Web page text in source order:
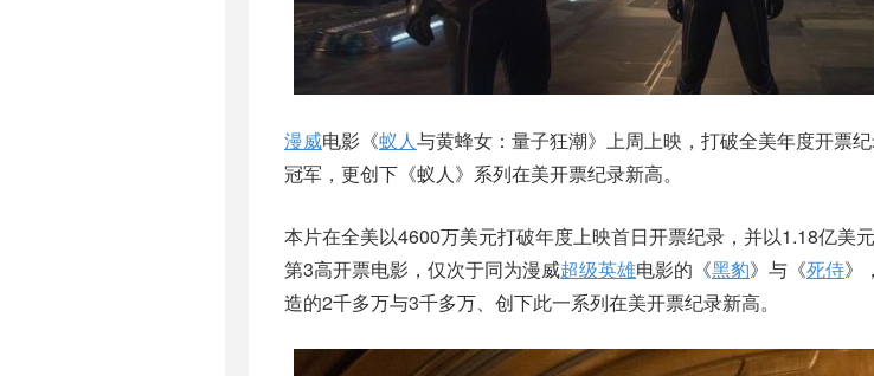
漫威电影《蚁人与黄蜂女：量子狂潮》上周上映，打破全美年度开票
冠军，更创下《蚁人》系列在美开票纪录新高。
本片在全美以4600万美元打破年度上映首日开票纪录，并以1.18亿美
第3高开票电影，仅次于同为漫威超级英雄电影的《黑豹》与《死侍》
造的2千多万与3千多万、创下此一系列在美开票纪录新高。